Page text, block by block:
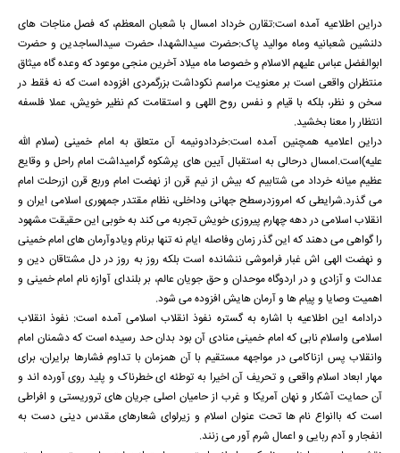
دراین اطلاعیه آمده است:تقارن خرداد امسال با شعبان المعظم، که فصل مناجات های
دلنشین شعبانیه وماه موالید پاک:حضرت سیدالشهدا، حضرت سیدالساجدین و حضرت
ابوالفضل عباس علیهم الاسلام و خصوصا ماه میلاد آخرین منجی موعود که وعده گاه میثاق
منتظران واقعی است بر معنویت مراسم نکوداشت بزرگمردی افزوده است که نه فقط در
سخن و نظر، بلکه با قیام و نفس روح اللهی و استقامت کم نظیر خویش، عملا فلسفه
انتظار را معنا بخشید.
دراین اعلامیه همچنین آمده است:خردادونیمه آن متعلق به امام خمینی (سلام الله
علیه)است.امسال درحالی به استقبال آیین های پرشکوه گرامیداشت امام راحل و وقایع
عظیم میانه خرداد می شتابیم که بیش از نیم قرن از نهضت امام وربع قرن ازرحلت امام
می گذرد.شرایطی که امروزدرسطح جهانی وداخلی، نظام مقتدر جمهوری اسلامی ایران و
انقلاب اسلامی در دهه چهارم پیروزی خویش تجربه می کند به خوبی این حقیقت مشهود
را گواهی می دهند که این گذر زمان وفاصله ایام نه تنها برنام ویادوآرمان های امام خمینی
و نهضت الهی اش غبار فراموشی ننشانده است بلکه روز به روز در دل مشتاقان دین و
عدالت و آزادی و در اردوگاه موحدان و حق جویان عالم، بر بلندای آوازه نام امام خمینی و
اهمیت وصایا و پیام ها و آرمان هایش افزوده می شود.
درادامه این اطلاعیه با اشاره به گستره نفوذ انقلاب اسلامی آمده است: نفوذ انقلاب
اسلامی واسلام نابی که امام خمینی منادی آن بود بدان حد رسیده است که دشمنان امام
وانقلاب پس ازناکامی در مواجهه مستقیم با آن همزمان با تداوم فشارها برایران، برای
مهار ابعاد اسلام واقعی و تحریف آن اخیرا به توطئه ای خطرناک و پلید روی آورده اند و
آن حمایت آشکار و نهان آمریکا و غرب از حامیان اصلی جریان های تروریستی و افراطی
است که باانواع نام ها تحت عنوان اسلام و زیرلوای شعارهای مقدس دینی دست به
انفجار و آدم ربایی و اعمال شرم آور می زنند.